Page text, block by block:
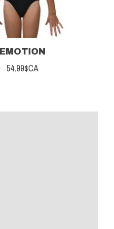
EMOTION
54,99$CA